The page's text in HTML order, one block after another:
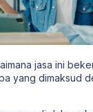
jasa ini
yang dimaksud